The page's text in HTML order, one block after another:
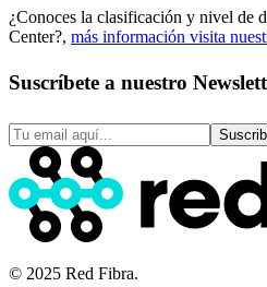
¿Conoces la clasificación y nivel de
Center?, más información visita
Suscríbete a nuestro
© 2025 Red Fibra.